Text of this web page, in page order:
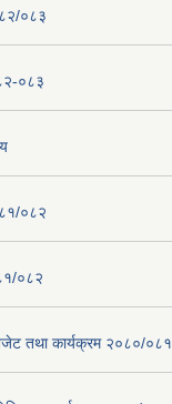
०८३
०८३
०८२
०८२
तथा कार्यक्रम २०८०/०८१